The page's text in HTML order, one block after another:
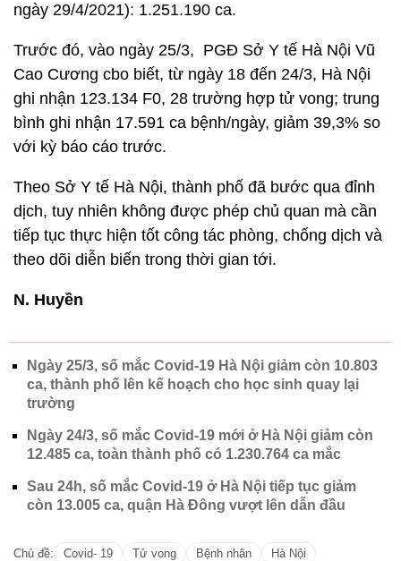
ngày 29/4/2021): 1.251.190 ca.
Trước đó, vào ngày 25/3, PGĐ Sở Y tế Hà Nội Vũ
Cao Cương cbo biết, từ ngày 18 đến 24/3, Hà Nội
ghi nhận 123.134 F0, 28 trường hợp tử vong; trung
bình ghi nhận 17.591 ca bệnh/ngày, giảm 39,3% so
với kỳ báo cáo trước.
Theo Sở Y tế Hà Nội, thành phố đã bước qua đỉnh
dịch, tuy nhiên không được phép chủ quan mà cần
tiếp tục thực hiện tốt công tác phòng, chống dịch và
theo dõi diễn biến trong thời gian tới.
N. Huyền
Ngày 25/3, số mắc Covid-19 Hà Nội giảm còn 10.803
ca, thành phố lên kế hoạch cho học sinh quay lại
trường
Ngày 24/3, số mắc Covid-19 mới ở Hà Nội giảm còn
12.485 ca, toàn thành phố có 1.230.764 ca mắc
Sau 24h, số mắc Covid-19 ở Hà Nội tiếp tục giảm
còn 13.005 ca, quận Hà Đông vượt lên dẫn đầu
Chủ đề: Covid- 19 Tử vong Bệnh nhân
Hà Nội